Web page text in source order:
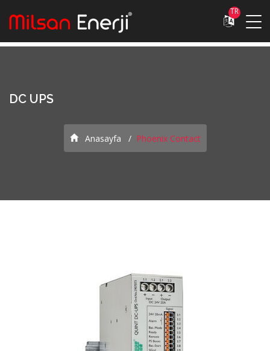
TR
DC UPS
Anasayfa Phoenix Contact